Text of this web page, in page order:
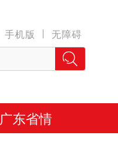
手机版 | 无障碍
广东省情